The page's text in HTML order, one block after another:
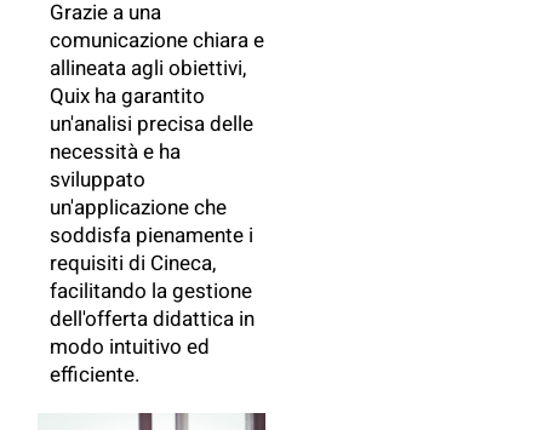
Grazie a una
comunicazione chiara e
allineata agli obiettivi,
Quix ha garantito
un'analisi precisa delle
necessità e ha
sviluppato
un'applicazione che
soddisfa pienamente i
requisiti di Cineca,
facilitando la gestione
dell'offerta didattica in
modo intuitivo ed
efficiente.